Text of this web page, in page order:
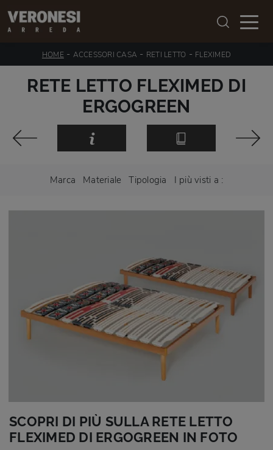
HOME - ACCESSORI CASA - RETI LETTO - FLEXIMED
RETE LETTO FLEXIMED DI
ERGOGREEN
Marca Materiale Tipologia I più visti a :
SCOPRI DI PIÙ SULLA RETE LETTO
FLEXIMED DI ERGOGREEN IN FOTO